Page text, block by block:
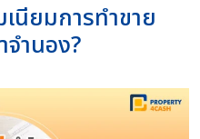
เนียมการทำขาย
ำนอง?